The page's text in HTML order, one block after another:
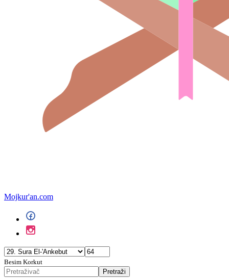
Mojkur'an.com
Besim Korkut
Pretraži